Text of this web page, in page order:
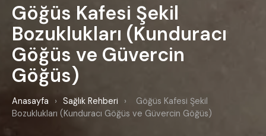
Göğüs Kafesi Şekil
Bozuklukları (Kunduracı
Göğüs ve Güvercin
Göğüs)
Anasayfa › Sağlık Rehberi ›
Göğüs Kafesi Şekil
Bozuklukları (Kunduracı Göğüs ve Güvercin Göğüs)